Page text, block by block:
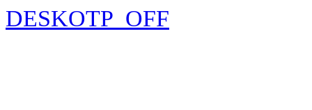
DESKOTP_OFF